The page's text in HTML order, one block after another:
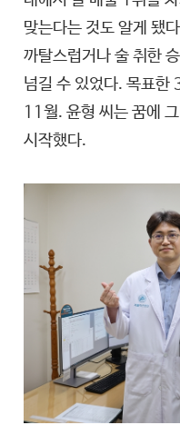
맞는다는 것도 알게 됐
까탈스럽거나 술 취한
넘길 수 있었다. 목표한
11월. 윤형 씨는 꿈에
시작했다.